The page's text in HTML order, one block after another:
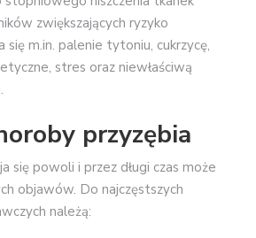
zwiększających ryzyko
się m.in. palenie tytoniu, cukrzycę,
stres oraz niewłaściwą
przyzębia
się powoli i przez długi czas może
objawów. Do najczęstszych
należą: